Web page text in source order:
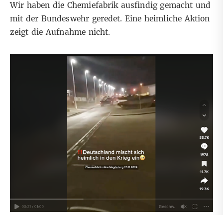
Wir haben die Chemiefabrik ausfindig gemacht und
mit der Bundeswehr geredet. Eine heimliche Aktion
zeigt die Aufnahme nicht.